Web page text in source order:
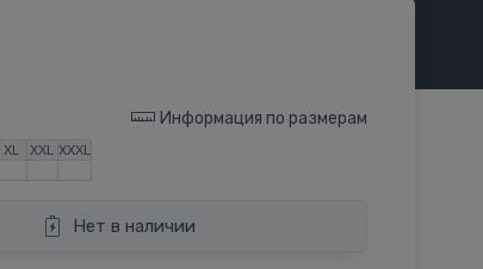
Информация по размерам
XL XXL XXXL
Нет в наличии